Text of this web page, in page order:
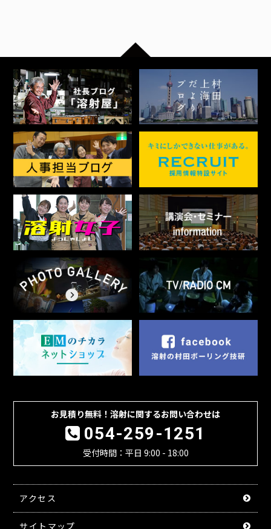
お見積り無料！溶射に関するお問い合わせは
054-259-1251
受付時間：平日 9:00 - 18:00
アクセス
サイトマップ